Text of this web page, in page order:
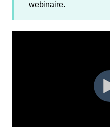
webinaire.